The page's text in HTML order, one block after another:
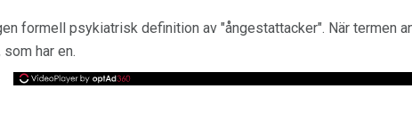
formell psykiatrisk definition av "ångestattacker". När termen
som har en.